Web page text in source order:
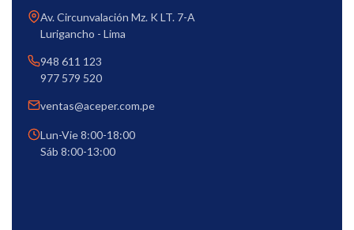
Av. Circunvalación Mz. K LT. 7-A
Lurigancho - Lima
948 611 123
977 579 520
ventas@aceper.com.pe
Lun-Vie 8:00-18:00
Sáb 8:00-13:00